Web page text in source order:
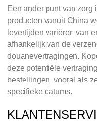
Een ander punt van zorg
producten vanuit China
levertijden variëren van
afhankelijk van de
douanevertragingen.
deze potentiële
bestellingen, vooral als
specifieke datums.